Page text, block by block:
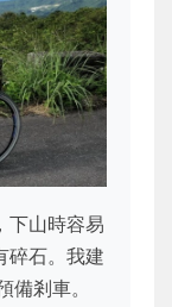
下山時容易
碎石。我建
剎車。